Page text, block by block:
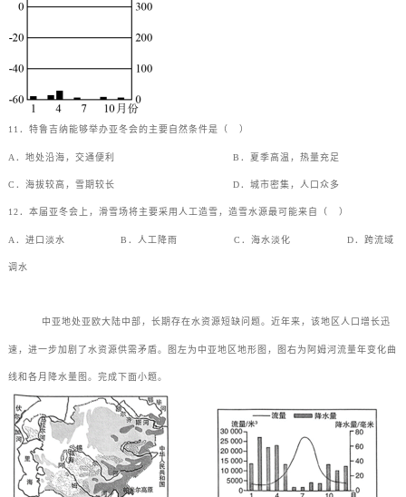
11．特鲁吉纳能够举办亚冬会的主要自然条件是（ ）
A．地处沿海，交通便利 B．夏季高温，热量充足
C．海拔较高，雪期较长 D．城市密集，人口众多
12．本届亚冬会上，滑雪场将主要采用人工造雪，造雪水源最可能来自（ ）
A．进口淡水 B．人工降雨 C．海水淡化 D．跨流域
调水
中亚地处亚欧大陆中部，长期存在水资源短缺问题。近年来，该地区人口增长迅
速，进一步加剧了水资源供需矛盾。图左为中亚地区地形图，图右为阿姆河流量年变化曲
线和各月降水量图。完成下面小题。